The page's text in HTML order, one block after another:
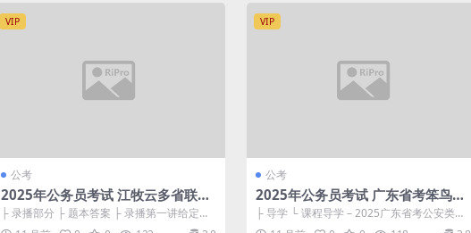
VIP
公考
2025年公务员考试 江牧云多省联考
15+10申论刷题冲分课
├ 录播部分 ├ 题本答案 ├ 录播第一讲给定资
料修订版.pdf 173.75...
VIP
公考
2025年公务员考试 广东省考笨鸟公
安申论全家桶
├ 导学 └ 课程导学 – 2025广东省考公安类申
论全家桶.mp4...